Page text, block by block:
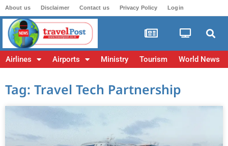
About us Disclaimer Contact us Privacy Policy Login
Airlines Airports Ministry Tourism World News
Tag: Travel Tech Partnership